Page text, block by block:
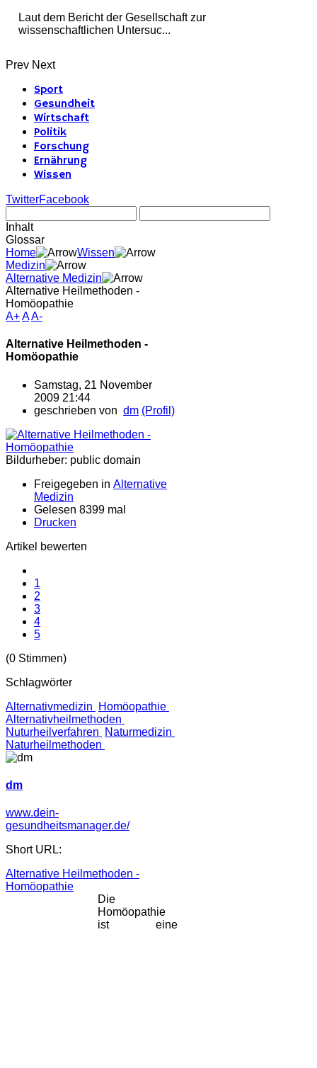
Laut dem Bericht der Gesellschaft zur
wissenschaftlichen Untersuc...
Prev Next
Sport
Gesundheit
Wirtschaft
Politik
Forschung
Ernährung
Wissen
TwitterFacebook
Inhalt
Glossar
Home
Wissen
Medizin
Alternative Medizin
Alternative Heilmethoden -
Homöopathie
A+AA-
Alternative Heilmethoden -
Homöopathie
Samstag, 21 November
2009 21:44
geschrieben von dm (Profil)
Bildurheber: public domain
Freigegeben in Alternative
Medizin
Gelesen 8399 mal
Drucken
Artikel bewerten
1
2
3
4
5
(0 Stimmen)
Schlagwörter
Alternativmedizin
Homöopathie
Alternativheilmethoden
Nuturheilverfahren
Naturmedizin
Naturheilmethoden
dm
www.dein-
gesundheitsmanager.de/
Short URL:
Alternative Heilmethoden -
Homöopathie
Die
Homöopathie
ist eine